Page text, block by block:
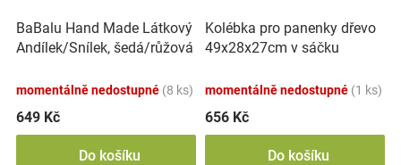
BaBalu Hand Made Látkový
Andílek/Snílek, šedá/růžová
momentálně nedostupné (8 ks)
649 Kč
Do košíku
Kolébka pro panenky dřevo
49x28x27cm v sáčku
momentálně nedostupné (1 ks)
656 Kč
Do košíku